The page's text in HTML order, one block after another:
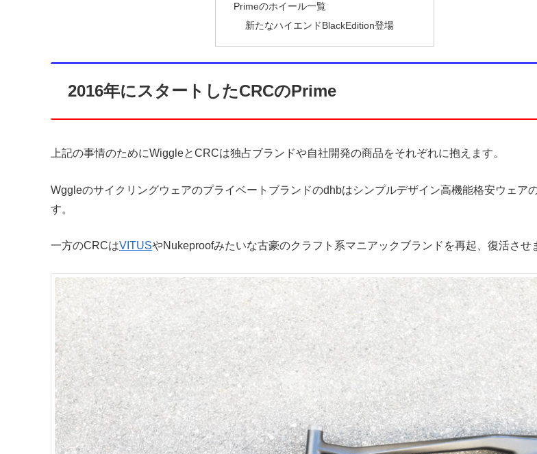
Primeのホイール一覧
新たなハイエンドBlackEdition登場
2016年にスタートしたCRCのPrime
上記の事情のためにWiggleとCRCは独占ブランドや自社開発の商品をそれぞれに抱えます。
Wggleのサイクリングウェアのプライベートブランドのdhbはシンプルデザイン高機能格安ウェア
す。
一方のCRCはVITUSやNukeproofみたいな古豪のクラフト系マニアックブランドを再起、復活させ